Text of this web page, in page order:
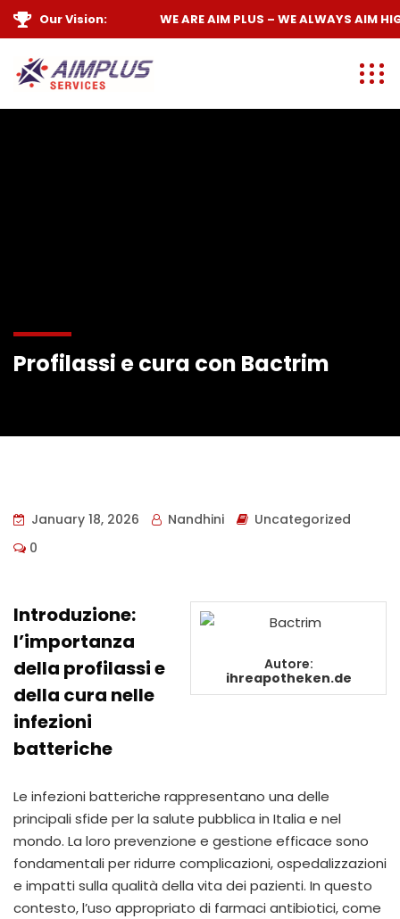
Our Vision: WE AREAIM PLUS– WE ALWAYSAIM HIGH
Profilassi e cura con Bactrim
January 18, 2026 Nandhini
Uncategorized
0
Autore:
ihreapotheken.de
Introduzione:
l’importanza
della profilassi e
della cura nelle
infezioni
batteriche
Le infezioni batteriche rappresentano una delle
principali sfide per la salute pubblica in Italia e nel
mondo. La loro prevenzione e gestione efficace sono
fondamentali per ridurre complicazioni, ospedalizzazioni
e impatti sulla qualità della vita dei pazienti. In questo
contesto, l’uso appropriato di farmaci antibiotici, come